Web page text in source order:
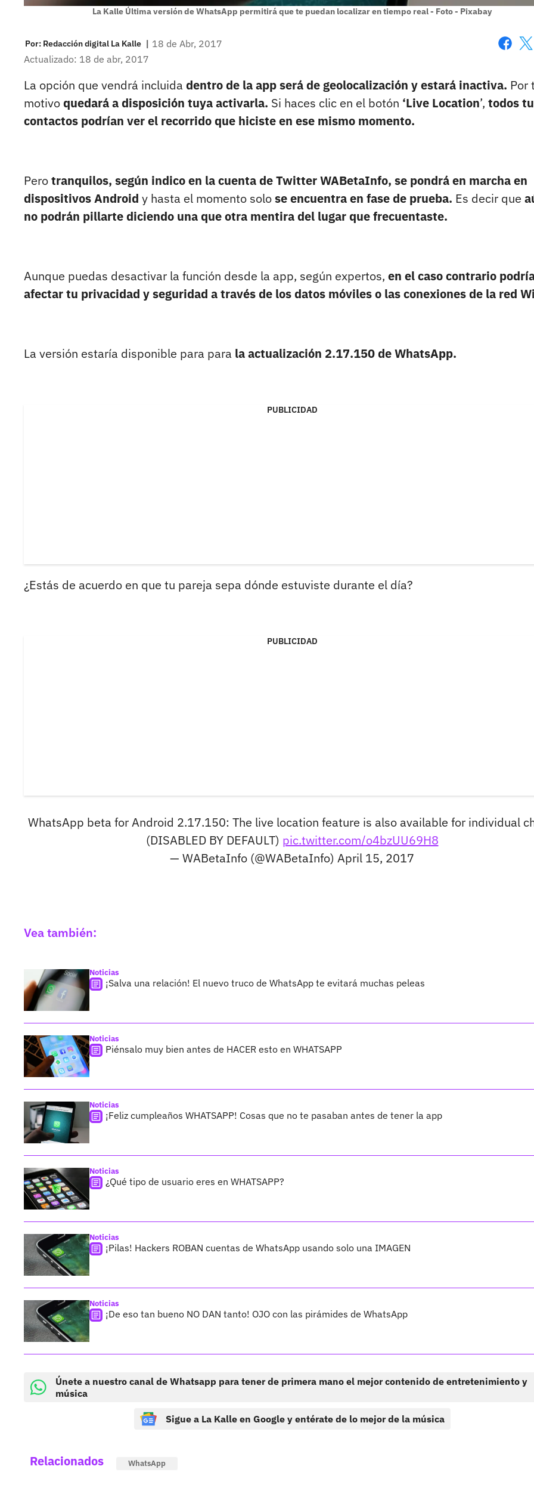
La Kalle Última versión de WhatsApp permitirá que te puedan localizar en tiempo real - Foto - Pixabay
Por: Redacción digital La Kalle | 18 de Abr, 2017
Actualizado: 18 de abr, 2017
La opción que vendrá incluida dentro de la app será de geolocalización y estará inactiva. Por
motivoquedará a disposición tuya activarla. Si haces clic en el botón ‘Live Location’, todos
contactos podrían ver el recorrido que hiciste en ese mismo momento.
Perotranquilos, según indico en la cuenta de Twitter WABetaInfo, se pondrá en marcha en
dispositivos Android y hasta el momento solose encuentra en fase de prueba. Es decir que
no podrán pillarte diciendo una que otra mentira del lugar que frecuentaste.
Aunque puedas desactivar la función desde la app, según expertos, en el caso contrario
afectar tu privacidad y seguridad a través de los datos móviles o las conexiones de la red
La versión estaría disponible para para la actualización 2.17.150 de WhatsApp.
PUBLICIDAD
¿Estás de acuerdo en que tu pareja sepa dónde estuviste durante el día?
PUBLICIDAD
WhatsApp beta for Android 2.17.150: The live location feature is also available for individual
(DISABLED BY DEFAULT) pic.twitter.com/o4bzUU69H8
— WABetaInfo (@WABetaInfo) April 15, 2017
Vea también:
Noticias
¡Salva una relación! El nuevo truco de WhatsApp te evitará muchas peleas
Noticias
Piénsalo muy bien antes de HACER esto en WHATSAPP
Noticias
¡Feliz cumpleaños WHATSAPP! Cosas que no te pasaban antes de tener la app
Noticias
¿Qué tipo de usuario eres en WHATSAPP?
Noticias
¡Pilas! Hackers ROBAN cuentas de WhatsApp usando solo una IMAGEN
Noticias
¡De eso tan bueno NO DAN tanto! OJO con las pirámides de WhatsApp
Únete a nuestro canal de Whatsapp para tener de primera mano el mejor contenido de entretenimiento y
música
Sigue a La Kalle en Google y entérate de lo mejor de la música
Relacionados WhatsApp